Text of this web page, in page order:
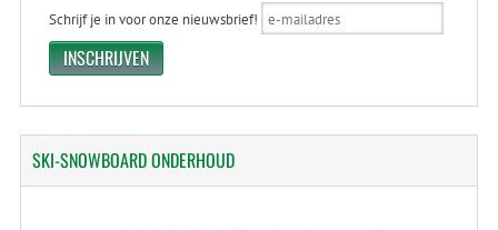
Schrijf je in voor onze nieuwsbrief!
SKI-SNOWBOARDONDERHOUD